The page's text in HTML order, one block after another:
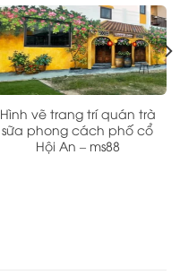
Hình vẽ trang trí quán trà
sữa phong cách phố cổ
Hội An – ms88